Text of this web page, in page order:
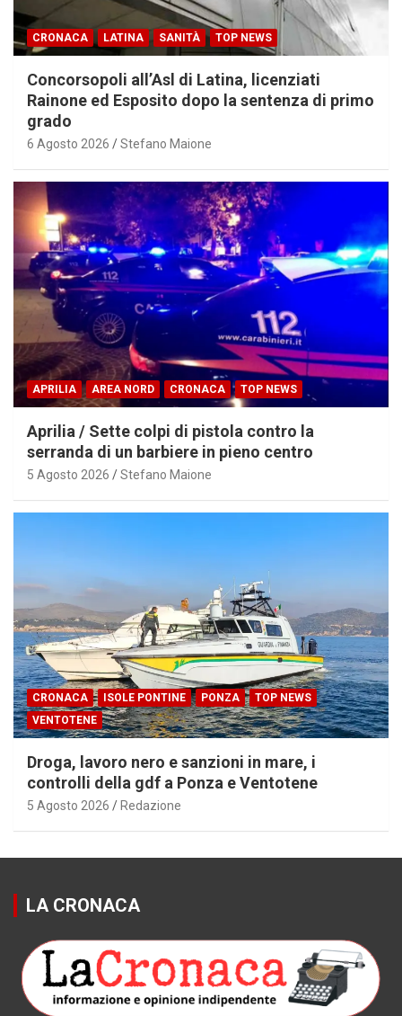
CRONACA LATINA SANITÀ TOP NEWS
Concorsopoli all’Asl di Latina, licenziati
Rainone ed Esposito dopo la sentenza di primo
grado
6 Agosto 2026 Stefano Maione
APRILIA AREA NORD CRONACA TOP NEWS
Aprilia / Sette colpi di pistola contro la
serranda di un barbiere in pieno centro
5 Agosto 2026 Stefano Maione
CRONACA ISOLE PONTINE PONZA
TOP NEWS
VENTOTENE
Droga, lavoro nero e sanzioni in mare, i
controlli della gdf a Ponza e Ventotene
5 Agosto 2026 Redazione
LA CRONACA